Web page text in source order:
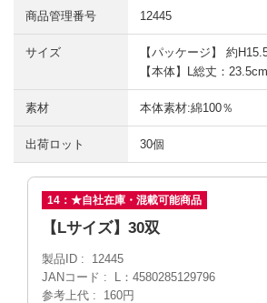
商品管理番号 12445
サイズ
【パッケージ】 約
【本体】L総丈：
素材 本体素材:綿100％
出荷ロット 30個
14：★自社在庫・混載可能商品
【Lサイズ】30双
製品ID
12445
JANコード
L：4580285129796
参考上代
160円